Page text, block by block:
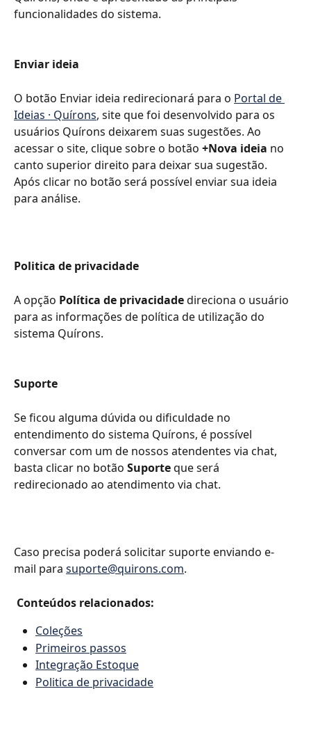
funcionalidades do sistema.
Enviar ideia
O botão Enviar ideia redirecionará para o Portal de
Ideias · Quírons, site que foi desenvolvido para os
usuários Quírons deixarem suas sugestões. Ao
acessar o site, clique sobre o botão +Nova ideia no
canto superior direito para deixar sua sugestão.
Após clicar no botão será possível enviar sua ideia
para análise.
Politica de privacidade
A opção Política de privacidade direciona o usuário
para as informações de política de utilização do
sistema Quírons.
Suporte
Se ficou alguma dúvida ou dificuldade no
entendimento do sistema Quírons, é possível
conversar com um de nossos atendentes via chat,
basta clicar no botão Suporte que será
redirecionado ao atendimento via chat.
Caso precisa poderá solicitar suporte enviando e-
mail para suporte@quirons.com.
Conteúdos relacionados:
Coleções
Primeiros passos
Integração Estoque
Politica de privacidade